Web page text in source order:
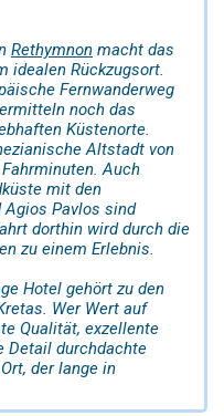
Rethymnon macht das
idealen Rückzugsort.
Fernwanderweg
noch das
Küstenorte.
Altstadt von
Auch
mit den
Agios Pavlos sind
dorthin wird durch die
zu einem Erlebnis.
Hotel gehört zu den
Wer Wert auf
Qualität, exzellente
Detail durchdachte
der lange in